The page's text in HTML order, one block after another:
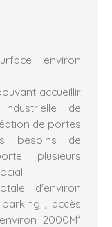
environ
accueillir
de
de portes
besoins de
plusieurs
d'environ
, accès
2000M²